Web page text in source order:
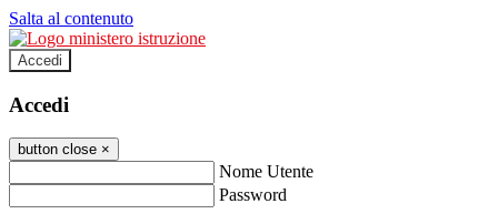
Salta al contenuto
Accedi
Accedi
button close ×
Nome Utente
Password